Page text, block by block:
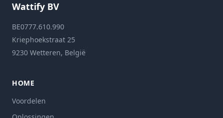
Wattify BV
BE0777.610.990
Kriephoekstraat 25
9230 Wetteren, België
HOME
Voordelen